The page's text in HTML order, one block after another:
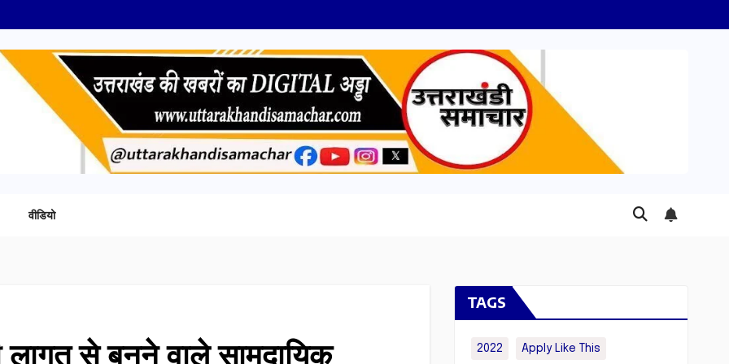
वीडियो
से बनने वाले सामुदायिक
TAGS
2022 Apply Like This